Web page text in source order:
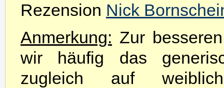
Rezension Nick
Anmerkung: Zur
wir häufig das
zugleich auf